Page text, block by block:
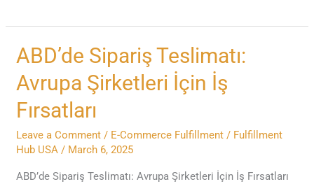
ABD’de Sipariş Teslimatı:
Avrupa Şirketleri İçin İş
Fırsatları
Leave a Comment / E-Commerce Fulfillment / Fulfillment
Hub USA/ March 6, 2025
ABD’de Sipariş Teslimatı: Avrupa Şirketleri İçin İş Fırsatları
ABD’de
Sipariş
Teslimatı:
Avrupa
Şirketleri
İçin
İş
Fırsatları